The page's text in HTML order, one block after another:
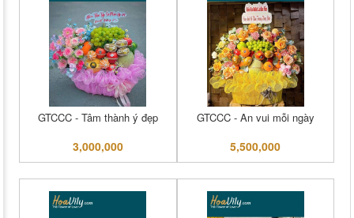
GTCCC - Tâm thành ý đẹp
3,000,000
GTCCC - An vui mỗi ngày
5,500,000